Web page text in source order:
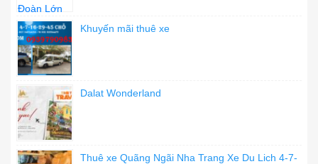
Khuyến mãi thuê xe
Dalat Wonderland
Thuê xe Quãng Ngãi Nha Trang Xe Du Lich 4-7-